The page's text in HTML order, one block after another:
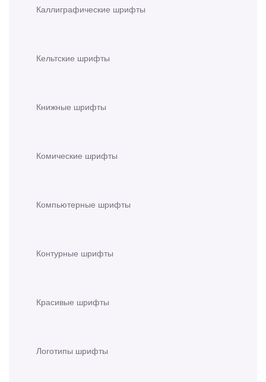
Каллиграфические шрифты
Кельтские шрифты
Книжные шрифты
Комические шрифты
Компьютерные шрифты
Контурные шрифты
Красивые шрифты
Логотипы шрифты